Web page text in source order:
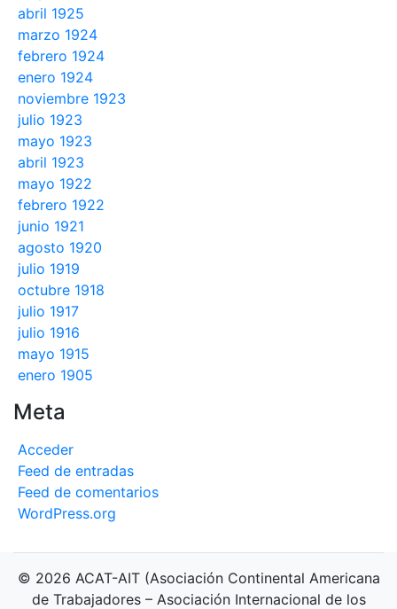
abril 1925
marzo 1924
febrero 1924
enero 1924
noviembre 1923
julio 1923
mayo 1923
abril 1923
mayo 1922
febrero 1922
junio 1921
agosto 1920
julio 1919
octubre 1918
julio 1917
julio 1916
mayo 1915
enero 1905
Meta
Acceder
Feed de entradas
Feed de comentarios
WordPress.org
© 2026 ACAT-AIT (Asociación Continental Americana
de Trabajadores – Asociación Internacional de los